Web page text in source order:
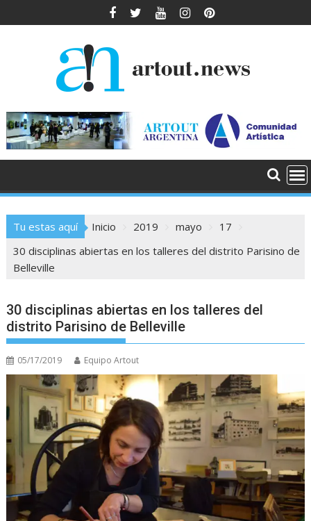
al
Tu estas aquí Inicio 2019 mayo
17
30 disciplinas abiertas en los talleres del distrito Parisino de
Belleville
30 disciplinas abiertas en los talleres del
distrito Parisino de Belleville
05/17/2019 Equipo Artout